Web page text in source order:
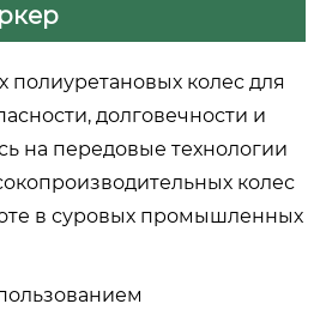
колес для
долговечности и
на передовые технологии
колес
в суровых промышленных